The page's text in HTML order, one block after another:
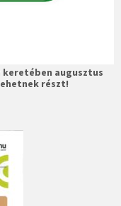
augusztus
részt!